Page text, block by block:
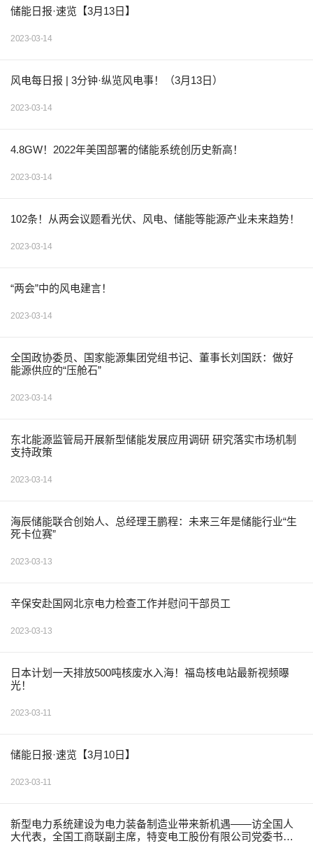
储能日报·速览【3月13日】
2023-03-14
风电每日报 | 3分钟·纵览风电事！（3月13日）
2023-03-14
4.8GW！2022年美国部署的储能系统创历史新高！
2023-03-14
102条！从两会议题看光伏、风电、储能等能源产业未来趋势！
2023-03-14
“两会”中的风电建言！
2023-03-14
全国政协委员、国家能源集团党组书记、董事长刘国跃：做好
能源供应的“压舱石”
2023-03-14
东北能源监管局开展新型储能发展应用调研 研究落实市场机制
支持政策
2023-03-14
海辰储能联合创始人、总经理王鹏程：未来三年是储能行业“生
死卡位赛”
2023-03-13
辛保安赴国网北京电力检查工作并慰问干部员工
2023-03-13
日本计划一天排放500吨核废水入海！福岛核电站最新视频曝
光！
2023-03-11
储能日报·速览【3月10日】
2023-03-11
新型电力系统建设为电力装备制造业带来新机遇——访全国人
大代表，全国工商联副主席，特变电工股份有限公司党委书